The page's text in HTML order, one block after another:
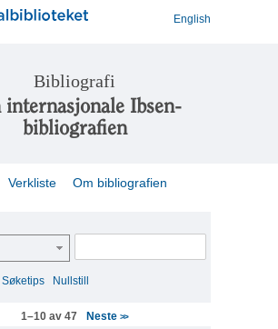
English
Bibliografi
internasjonale Ibsen-
bibliografien
Verkliste Om bibliografien
Søketips Nullstill
1–10 av 47 Neste>>